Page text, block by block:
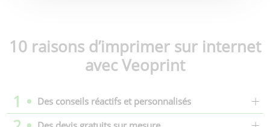
10 raisons d’imprimer sur internet
avec Veoprint
1 Des conseils réactifs et personnalisés